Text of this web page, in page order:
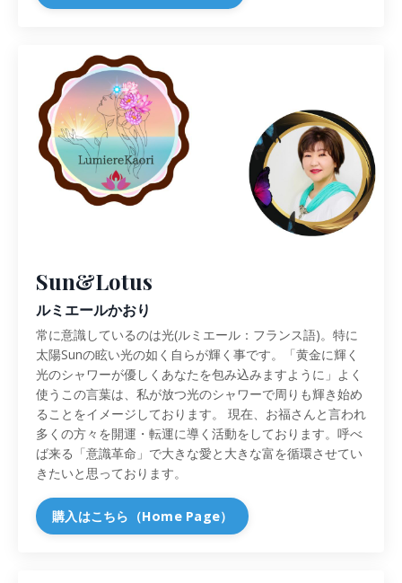
Sun&Lotus
ルミエールかおり
常に意識しているのは光(ルミエール：フランス語)。特に
太陽Sunの眩い光の如く自らが輝く事です。「黄金に輝く
光のシャワーが優しくあなたを包み込みますように」よく
使うこの言葉は、私が放つ光のシャワーで周りも輝き始め
ることをイメージしております。 現在、お福さんと言われ
多くの方々を開運・転運に導く活動をしております。呼べ
ば来る「意識革命」で大きな愛と大きな富を循環させてい
きたいと思っております。
購入はこちら（Home Page）